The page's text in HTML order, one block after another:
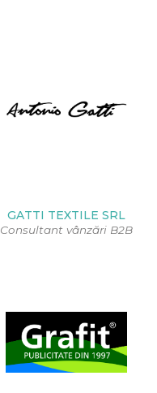
GATTI TEXTILE SRL
Consultant vânzări B2B